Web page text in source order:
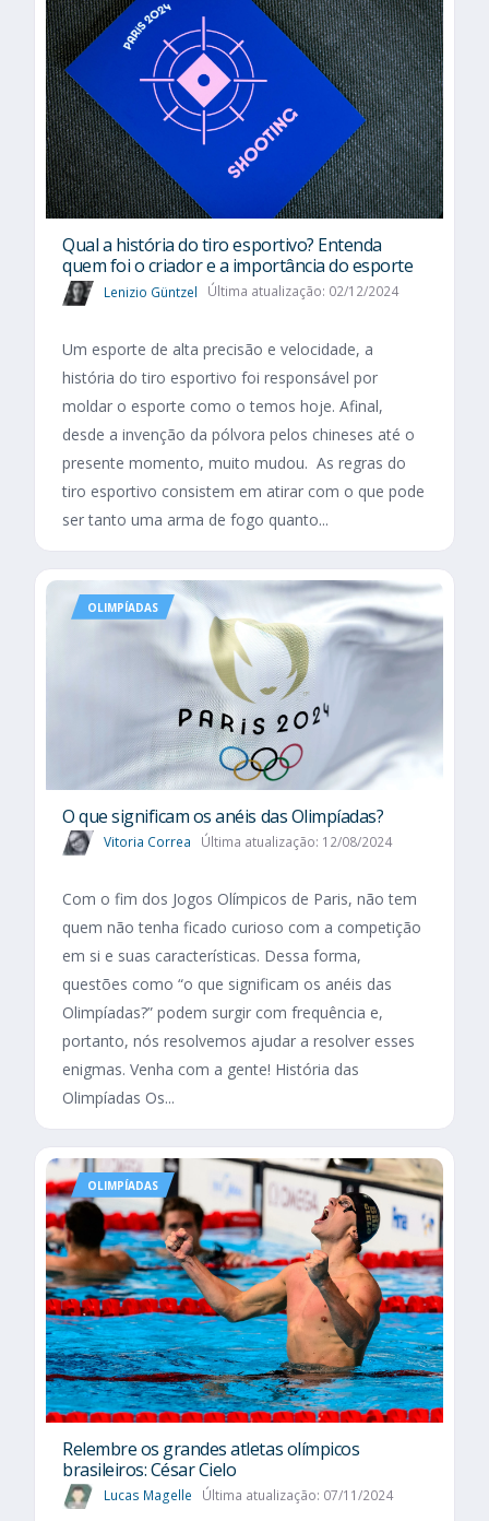
Qual a história do tiro esportivo? Entenda
quem foi o criador e a importância do esporte
Lenizio Güntzel Última atualização: 02/12/2024
Um esporte de alta precisão e velocidade, a
história do tiro esportivo foi responsável por
moldar o esporte como o temos hoje. Afinal,
desde a invenção da pólvora pelos chineses até o
presente momento, muito mudou. As regras do
tiro esportivo consistem em atirar com o que pode
ser tanto uma arma de fogo quanto...
OLIMPÍADAS
O que significam os anéis das Olimpíadas?
Vitoria Correa Última atualização: 12/08/2024
Com o fim dos Jogos Olímpicos de Paris, não tem
quem não tenha ficado curioso com a competição
em si e suas características. Dessa forma,
questões como “o que significam os anéis das
Olimpíadas?” podem surgir com frequência e,
portanto, nós resolvemos ajudar a resolver esses
enigmas. Venha com a gente! História das
Olimpíadas Os...
OLIMPÍADAS
Relembre os grandes atletas olímpicos
brasileiros: César Cielo
Lucas Magelle Última atualização: 07/11/2024